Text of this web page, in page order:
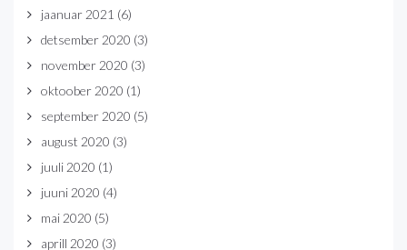
jaanuar 2021 (6)
detsember 2020 (3)
november 2020 (3)
oktoober 2020 (1)
september 2020 (5)
august 2020 (3)
juuli 2020 (1)
juuni 2020 (4)
mai 2020 (5)
aprill 2020 (3)